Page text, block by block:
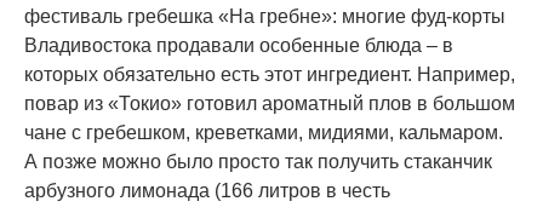
фестиваль гребешка «На гребне»: многие фуд-корты
Владивостока продавали особенные блюда – в
которых обязательно есть этот ингредиент. Например,
повар из «Токио» готовил ароматный плов в большом
чане с гребешком, креветками, мидиями, кальмаром.
А позже можно было просто так получить стаканчик
арбузного лимонада (166 литров в честь